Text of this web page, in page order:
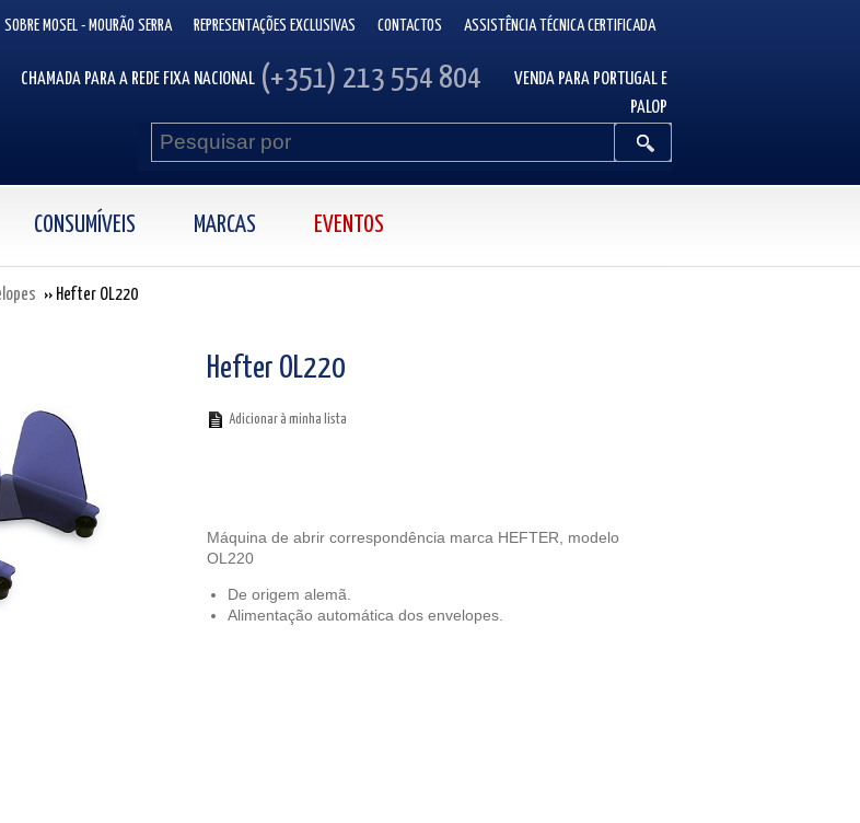
SOBRE MOSEL - MOURÃO SERRA REPRESENTAÇÕES EXCLUSIVAS CONTACTOS ASSISTÊNCIA TÉCNICA CERTIFICADA
CHAMADA PARA A REDE FIXA NACIONAL (+351) 213 554 804
VENDA PARA PORTUGAL E
PALOP
CONSUMÍVEIS MARCAS EVENTOS
Hefter OL220
Hefter OL220
Máquina de abrir correspondência marca HEFTER, modelo
OL220
De origem alemã.
Alimentação automática dos envelopes.